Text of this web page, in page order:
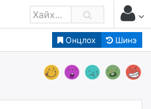
Онцлох Шинэ